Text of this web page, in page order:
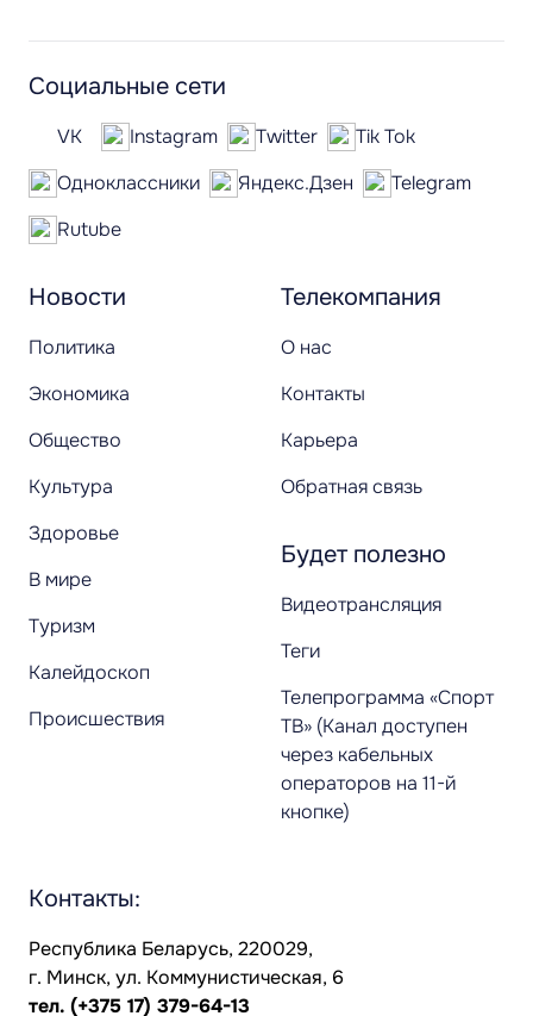
Новости
Политика
Экономика
Общество
Культура
Здоровье
В мире
Туризм
Калейдоскоп
Происшествия
Телекомпания
О нас
Контакты
Карьера
Обратная связь
Будет полезно
Видеотрансляция
Теги
Телепрограмма «Спорт
ТВ» (Канал доступен
через кабельных
операторов на 11-й
кнопке)
Социальные сети
VK Instagram Twitter
Tik Tok
Одноклассники
Яндекс.Дзен
Telegram
Rutube
Контакты:
Республика Беларусь, 220029,
г. Минск, ул. Коммунистическая, 6
тел. (+375 17) 379-64-13